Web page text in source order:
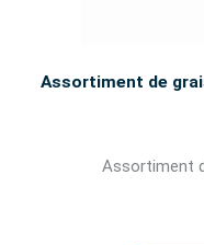
Assortiment de
Assortiment